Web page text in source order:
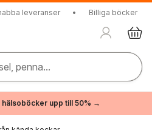
leveranser • Billiga böcker
penna...
hälsoböcker upp till 50% →